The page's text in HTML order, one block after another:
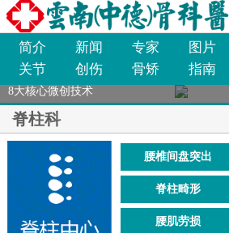
简介 新闻 专家 图片
关节
创伤 骨矫 指南
8大核心微创技术
脊柱科
腰椎间盘突出
脊柱畸形
腰肌劳损